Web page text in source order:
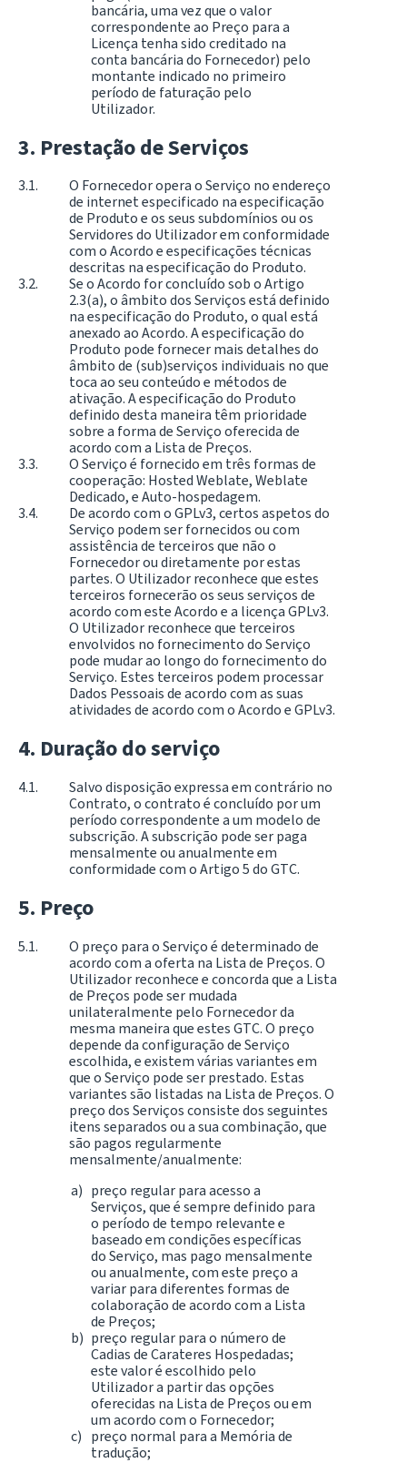
bancária, uma vez que o valor
correspondente ao Preço para a
Licença tenha sido creditado na
conta bancária do Fornecedor) pelo
montante indicado no primeiro
período de faturação pelo
Utilizador.
Prestação de Serviços
O Fornecedor opera o Serviço no endereço
de internet especificado na especificação
de Produto e os seus subdomínios ou os
Servidores do Utilizador em conformidade
com o Acordo e especificações técnicas
descritas na especificação do Produto.
Se o Acordo for concluído sob o Artigo
2.3(a), o âmbito dos Serviços está definido
na especificação do Produto, o qual está
anexado ao Acordo. A especificação do
Produto pode fornecer mais detalhes do
âmbito de (sub)serviços individuais no que
toca ao seu conteúdo e métodos de
ativação. A especificação do Produto
definido desta maneira têm prioridade
sobre a forma de Serviço oferecida de
acordo com a Lista de Preços.
O Serviço é fornecido em três formas de
cooperação: Hosted Weblate, Weblate
Dedicado, e Auto-hospedagem.
De acordo com o GPLv3, certos aspetos do
Serviço podem ser fornecidos ou com
assistência de terceiros que não o
Fornecedor ou diretamente por estas
partes. O Utilizador reconhece que estes
terceiros fornecerão os seus serviços de
acordo com este Acordo e a licença GPLv3.
O Utilizador reconhece que terceiros
envolvidos no fornecimento do Serviço
pode mudar ao longo do fornecimento do
Serviço. Estes terceiros podem processar
Dados Pessoais de acordo com as suas
atividades de acordo com o Acordo e GPLv3.
Duração do serviço
Salvo disposição expressa em contrário no
Contrato, o contrato é concluído por um
período correspondente a um modelo de
subscrição. A subscrição pode ser paga
mensalmente ou anualmente em
conformidade com o Artigo 5 do GTC.
Preço
O preço para o Serviço é determinado de
acordo com a oferta na Lista de Preços. O
Utilizador reconhece e concorda que a Lista
de Preços pode ser mudada
unilateralmente pelo Fornecedor da
mesma maneira que estes GTC. O preço
depende da configuração de Serviço
escolhida, e existem várias variantes em
que o Serviço pode ser prestado. Estas
variantes são listadas na Lista de Preços. O
preço dos Serviços consiste dos seguintes
itens separados ou a sua combinação, que
são pagos regularmente
mensalmente/anualmente:
preço regular para acesso a
Serviços, que é sempre definido para
o período de tempo relevante e
baseado em condições específicas
do Serviço, mas pago mensalmente
ou anualmente, com este preço a
variar para diferentes formas de
colaboração de acordo com a Lista
de Preços;
preço regular para o número de
Cadias de Carateres Hospedadas;
este valor é escolhido pelo
Utilizador a partir das opções
oferecidas na Lista de Preços ou em
um acordo com o Fornecedor;
preço normal para a Memória de
tradução;